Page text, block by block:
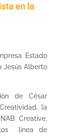
en la
Estado
Alberto
de César
la
Creative,
 línea de